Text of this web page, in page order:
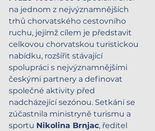
na jednom z nejvýznamnějších
trhů chorvatského cestovního
ruchu, jejímž cílem je představit
celkovou chorvatskou turistickou
nabídku, rozšířit stávající
spolupráci s nejvýznamnějšími
českými partnery a definovat
společné aktivity před
nadcházející sezónou. Setkání se
zúčastnila ministryně turismu a
sportu Nikolina Brnjac, ředitel